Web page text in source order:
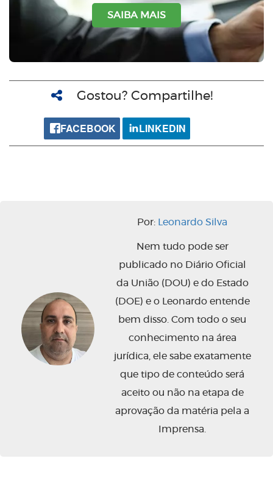
SAIBA MAIS
Gostou? Compartilhe!
FACEBOOK LINKEDIN
Por: Leonardo Silva
Nem tudo pode ser
publicado no Diário Oficial
da União (DOU) e do Estado
(DOE) e o Leonardo entende
bem disso. Com todo o seu
conhecimento na área
jurídica, ele sabe exatamente
que tipo de conteúdo será
aceito ou não na etapa de
aprovação da matéria pela a
Imprensa.